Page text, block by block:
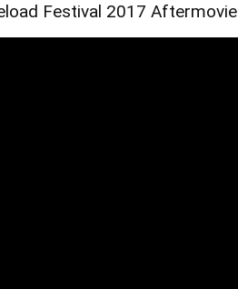
Festival 2017 Aftermovie